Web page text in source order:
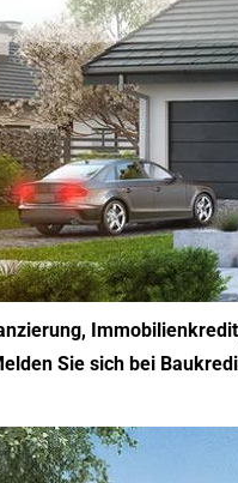
Sie sich bei